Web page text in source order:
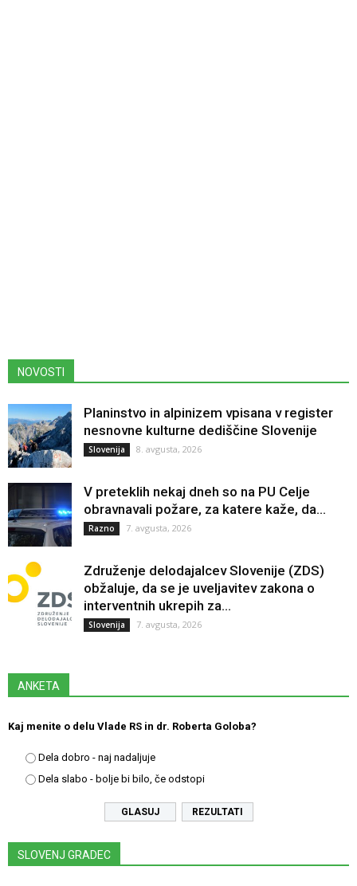
NOVOSTI
Planinstvo in alpinizem vpisana v register
nesnovne kulturne dediščine Slovenije
Slovenija 8. avgusta, 2026
V preteklih nekaj dneh so na PU Celje
obravnavali požare, za katere kaže, da...
Razno 7. avgusta, 2026
Združenje delodajalcev Slovenije (ZDS)
obžaluje, da se je uveljavitev zakona o
interventnih ukrepih za...
Slovenija 7. avgusta, 2026
ANKETA
Kaj menite o delu Vlade RS in dr. Roberta Goloba?
Dela dobro - naj nadaljuje
Dela slabo - bolje bi bilo, če odstopi
REZULTATI
SLOVENJ GRADEC